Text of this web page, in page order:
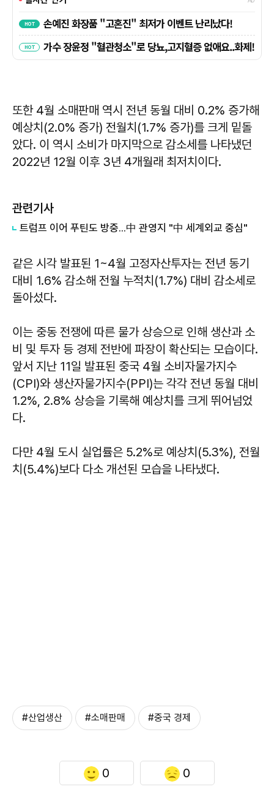
또한 4월 소매판매 역시 전년 동월 대비 0.2% 증가해
예상치(2.0% 증가) 전월치(1.7% 증가)를 크게 밑돌
았다. 이 역시 소비가 마지막으로 감소세를 나타냈던
2022년 12월 이후 3년 4개월래 최저치이다.
관련기사
트럼프 이어 푸틴도 방중...中 관영지 "中 세계외교 중심"
같은 시각 발표된 1~4월 고정자산투자는 전년 동기
대비 1.6% 감소해 전월 누적치(1.7%) 대비 감소세로
돌아섰다.
이는 중동 전쟁에 따른 물가 상승으로 인해 생산과 소
비 및 투자 등 경제 전반에 파장이 확산되는 모습이다.
앞서 지난 11일 발표된 중국 4월 소비자물가지수
(CPI)와 생산자물가지수(PPI)는 각각 전년 동월 대비
1.2%, 2.8% 상승을 기록해 예상치를 크게 뛰어넘었
다.
다만 4월 도시 실업률은 5.2%로 예상치(5.3%), 전월
치(5.4%)보다 다소 개선된 모습을 나타냈다.
#산업생산 #소매판매 #중국 경제
0 0